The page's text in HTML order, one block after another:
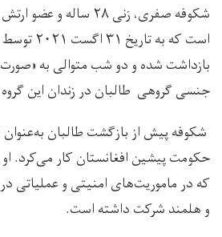
شکوفه صفری، زنی ۲۸
است که به
بازداشت شده و دو شب متوالی به «صورت
جنسی گروهی طالبان در زندان این
شکوفه پیش از بازگشت طالبان
حکومت پیشین افغانستان کار می‌کرد.
که در ماموریت‌های امنیتی و عملیاتی
و هلمند شرکت داشته است.